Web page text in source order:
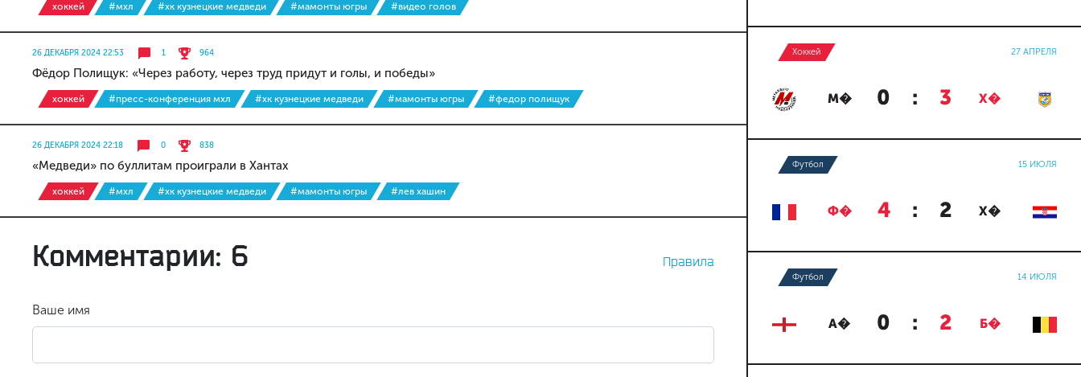
хоккей #мхл #хк кузнецкие медведи #мамонты югры #видео голов
26 ДЕКАБРЯ 2024 22:53 1 964
Фёдор Полищук: «Через работу, через труд придут и голы, и победы»
хоккей #пресс-конференция мхл #хк кузнецкие медведи #мамонты югры #федор полищук
26 ДЕКАБРЯ 2024 22:18 0 838
«Медведи» по буллитам проиграли в Хантах
хоккей #мхл #хк кузнецкие медведи #мамонты югры #лев хашин
Комментарии: 6 Правила
Ваше имя
Хоккей 27 АПРЕЛЯ
М� 0 : 3 Х�
Футбол 15 ИЮЛЯ
Ф� 4 : 2 Х�
Футбол 14 ИЮЛЯ
А� 0 : 2 Б�